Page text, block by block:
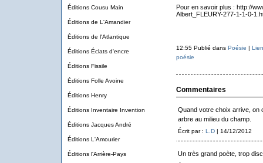
Éditions Cousu Main
Éditions de L'Amandier
Éditions de l'Atlantique
Éditions Éclats d'encre
Éditions Fissile
Éditions Folle Avoine
Éditions Henry
Éditions Inventaire Invention
Éditions Jacques André
Éditions L'Amourier
Éditions l'Arrière-Pays
Pour en savoir plus : http://
Albert_FLEURY-277-1-1-0-
12:55 Publié dans Poésie |
poésie
Commentaires
Quand votre choix arrive, on
arbre au milieu du champ.
Écrit par : L.D| 14/12/2012
Un très grand poète, trop